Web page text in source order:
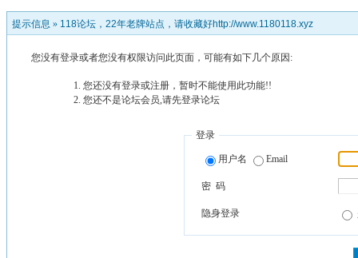
提示信息 » 118论坛，22年老牌站点，请收藏好http://www.1180118.xyz
您没有登录或者您没有权限访问此页面，可能有如下几个原因:
您还没有登录或注册，暂时不能使用此功能!!
您还不是论坛会员,请先登录论坛
登录
用户名 Email
密 码
隐身登录